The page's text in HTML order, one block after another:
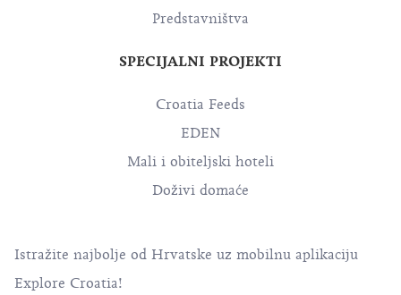
Predstavništva
SPECIJALNI PROJEKTI
Croatia Feeds
EDEN
Mali i obiteljski hoteli
Doživi domaće
Istražite najbolje od Hrvatske uz mobilnu aplikaciju
Explore Croatia!